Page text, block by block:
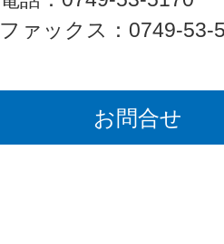
ファックス：0749-53-
お問合せ